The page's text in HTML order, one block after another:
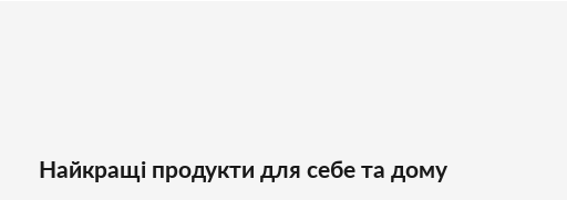
Найкращі продукти для себе та дому